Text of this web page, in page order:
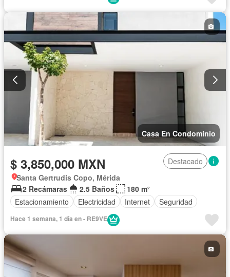
Casa En Condominio
$ 3,850,000 MXN
Destacado
Santa Gertrudis Copo, Mérida
2 Recámaras
2.5 Baños
180 m²
Estacionamiento
Electricidad Internet Seguridad
Hace 1 semana, 1 día en - RE9VE